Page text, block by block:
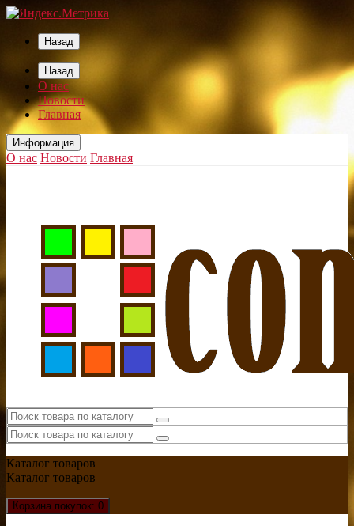
Назад
Назад
О нас
Новости
Главная
Информация
О нас Новости Главная
Каталог товаров
Каталог товаров
Корзина покупок: 0